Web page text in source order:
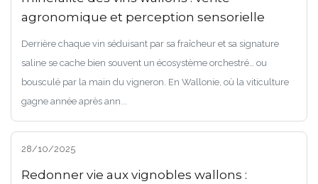
agronomique et perception sensorielle
Derrière chaque vin séduisant par sa fraîcheur et sa signature
saline se cache bien souvent un écosystème orchestré… ou
bousculé par la main du vigneron. En Wallonie, où la viticulture
gagne année après ann...
28/10/2025
Redonner vie aux vignobles wallons :